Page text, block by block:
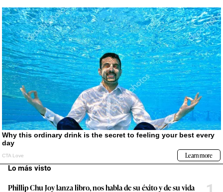
Lo más visto
Phillip Chu Joy lanza libro, nos habla de su éxito y de su vida